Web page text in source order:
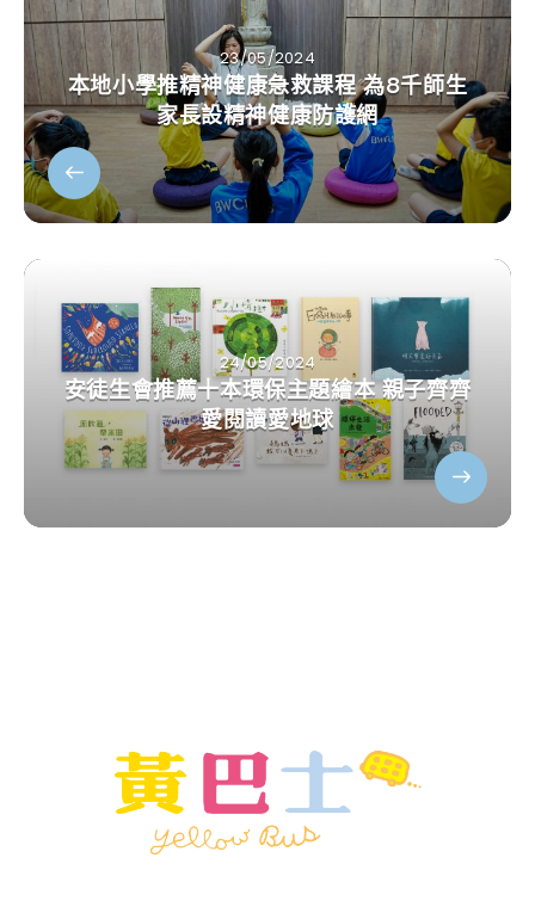
23/05/2024
本地小學推精神健康急救課程 為8千師生
家長設精神健康防護網
24/05/2024
安徒生會推薦十本環保主題繪本 親子齊齊
愛閱讀愛地球